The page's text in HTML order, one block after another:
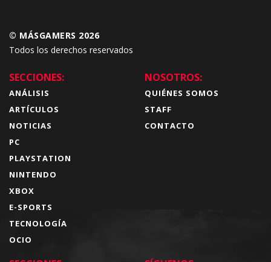
© MÁSGAMERS 2026
Todos los derechos reservados
SECCIONES:
ANÁLISIS
ARTÍCULOS
NOTICIAS
PC
PLAYSTATION
NINTENDO
XBOX
E-SPORTS
TECNOLOGÍA
OCIO
NOSOTROS:
QUIÉNES SOMOS
STAFF
CONTACTO